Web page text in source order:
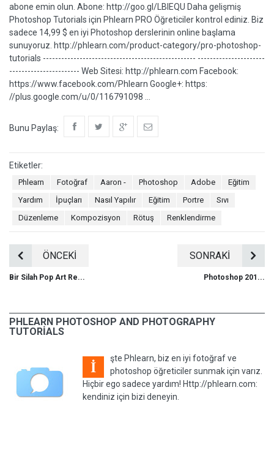
abone emin olun. Abone: http://goo.gl/LBIEQU Daha gelişmiş
Photoshop Tutorials için Phlearn PRO Öğreticiler kontrol ediniz. Biz
sadece 14,99 $ en iyi Photoshop derslerinin online başlama
sunuyoruz. http://phlearn.com/product-category/pro-photoshop-
tutorials -------------------------------------------------- ----------------------
----------------------- Web Sitesi: http://phlearn.com Facebook:
https://www.facebook.com/Phlearn Google+: https:
//plus.google.com/u/0/116791098 ...
Bunu Paylaş:
Etiketler:
Phlearn Fotoğraf Aaron - Photoshop Adobe
Eğitim
Yardım
İpuçları Nasıl Yapılır Eğitim Portre
Sıvı
Düzenleme
Kompozisyon Rötuş Renklendirme
ÖNCEKİ
Bir Silah Pop Art Re...
SONRAKİ
Photoshop 201...
PHLEARN PHOTOSHOP AND PHOTOGRAPHY
TUTORIALS
İ
şte Phlearn, biz en iyi fotoğraf ve
photoshop öğreticiler sunmak için varız.
Hiçbir ego sadece yardım! Http://phlearn.com:
kendiniz için bizi deneyin.